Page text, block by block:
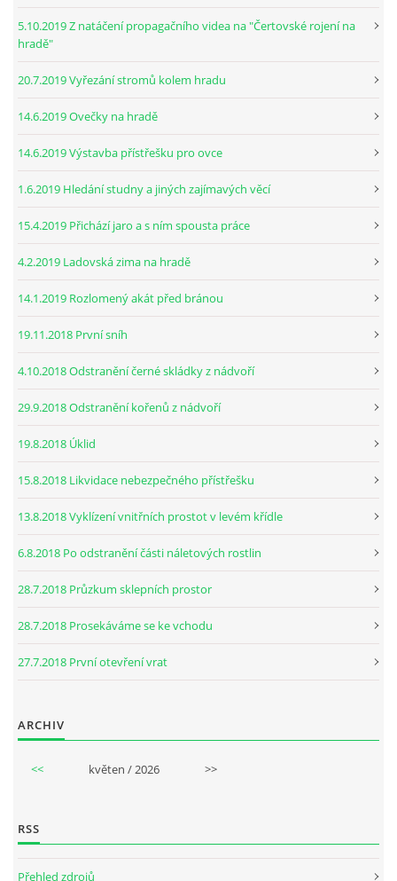
5.10.2019 Z natáčení propagačního videa na "Čertovské rojení na
hradě"
20.7.2019 Vyřezání stromů kolem hradu
14.6.2019 Ovečky na hradě
14.6.2019 Výstavba přístřešku pro ovce
1.6.2019 Hledání studny a jiných zajímavých věcí
15.4.2019 Přichází jaro a s ním spousta práce
4.2.2019 Ladovská zima na hradě
14.1.2019 Rozlomený akát před bránou
19.11.2018 První sníh
4.10.2018 Odstranění černé skládky z nádvoří
29.9.2018 Odstranění kořenů z nádvoří
19.8.2018 Úklid
15.8.2018 Likvidace nebezpečného přístřešku
13.8.2018 Vyklízení vnitřních prostot v levém křídle
6.8.2018 Po odstranění části náletových rostlin
28.7.2018 Průzkum sklepních prostor
28.7.2018 Prosekáváme se ke vchodu
27.7.2018 První otevření vrat
ARCHIV
<< květen / 2026 >>
RSS
Přehled zdrojů